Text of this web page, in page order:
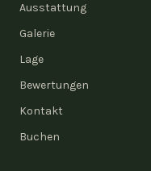
Ausstattung
Galerie
Lage
Bewertungen
Kontakt
Buchen